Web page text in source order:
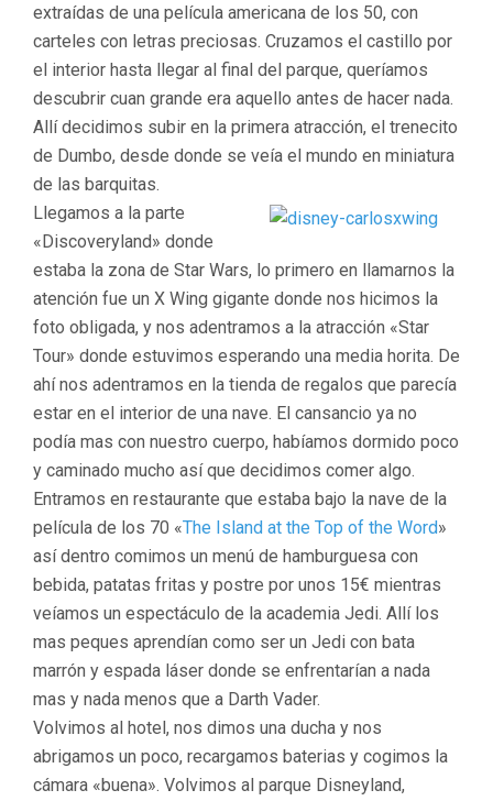
extraídas de una película americana de los 50, con
carteles con letras preciosas. Cruzamos el castillo por
el interior hasta llegar al final del parque, queríamos
descubrir cuan grande era aquello antes de hacer nada.
Allí decidimos subir en la primera atracción, el trenecito
de Dumbo, desde donde se veía el mundo en miniatura
de las barquitas.
Llegamos a la parte
«Discoveryland» donde
estaba la zona de Star Wars, lo primero en llamarnos la
atención fue un X Wing gigante donde nos hicimos la
foto obligada, y nos adentramos a la atracción «Star
Tour» donde estuvimos esperando una media horita. De
ahí nos adentramos en la tienda de regalos que parecía
estar en el interior de una nave. El cansancio ya no
podía mas con nuestro cuerpo, habíamos dormido poco
y caminado mucho así que decidimos comer algo.
Entramos en restaurante que estaba bajo la nave de la
película de los 70 «The Island at the Top of the Word»
así dentro comimos un menú de hamburguesa con
bebida, patatas fritas y postre por unos 15€ mientras
veíamos un espectáculo de la academia Jedi. Allí los
mas peques aprendían como ser un Jedi con bata
marrón y espada láser donde se enfrentarían a nada
mas y nada menos que a Darth Vader.
Volvimos al hotel, nos dimos una ducha y nos
abrigamos un poco, recargamos baterias y cogimos la
cámara «buena». Volvimos al parque Disneyland,